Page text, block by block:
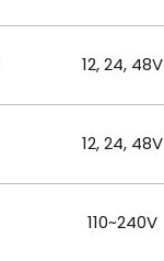
12, 24, 48V
12, 24, 48V
110~240V